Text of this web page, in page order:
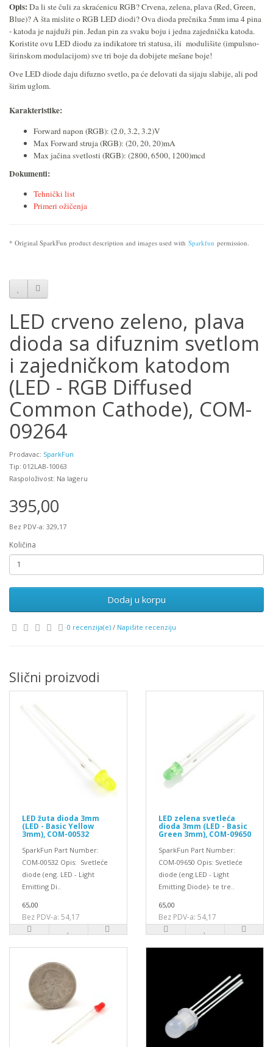
Opis:Da li ste čuli za skraćenicu RGB? Crvena, zelena, plava (Red, Green,
Blue)? A šta mislite o RGB LED diodi? Ova dioda prečnika 5mm ima 4 pina
- katoda je najduži pin. Jedan pin za svaku boju i jedna zajednička katoda.
Koristite ovu LED diodu za indikatore tri statusa, ili modulišite (impulsno-
širinskom modulacijom) sve tri boje da dobijete mešane boje!
Ove LED diode daju difuzno svetlo, pa će delovati da sijaju slabije, ali pod
širim uglom.
Karakteristike:
Forward napon (RGB): (2.0, 3.2, 3.2)V
Max Forward struja (RGB): (20, 20, 20)mA
Max jačina svetlosti (RGB): (2800, 6500, 1200)mcd
Dokumenti:
Tehnički list
Primeri ožičenja
* Original SparkFun product description and images used with Sparkfun permission.
LED crveno zeleno, plava
dioda sa difuznim svetlom
i zajedničkom katodom
(LED - RGB Diffused
Common Cathode), COM-
09264
Prodavac: SparkFun
Tip: 012LAB-10063
Raspoloživost: Na lageru
395,00
Bez PDV-a: 329,17
Količina
Dodaj u korpu
0 recenzija(e) / Napišite recenziju
Slični proizvodi
LED žuta dioda 3mm
(LED - Basic Yellow
3mm), COM-00532
SparkFun Part Number:
COM-00532 Opis: Svetleće
diode (eng. LED - Light
Emitting Di..
65,00
Bez PDV-a: 54,17
LED zelena svetleća
dioda 3mm (LED - Basic
Green 3mm), COM-09650
SparkFun Part Number:
COM-09650 Opis: Svetleće
diode (eng.LED - Light
Emitting Diode)- te tre..
65,00
Bez PDV-a: 54,17